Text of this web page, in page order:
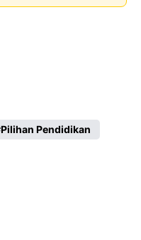
Pilihan Pendidikan